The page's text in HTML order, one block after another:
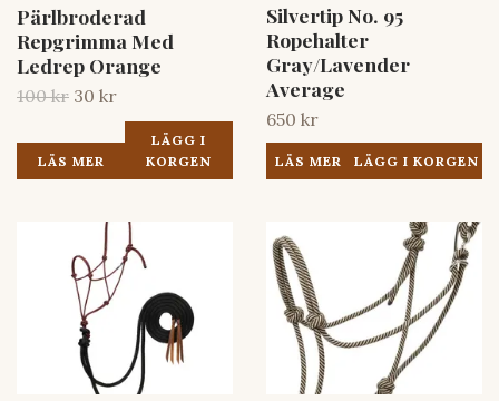
Pärlbroderad
Repgrimma Med
Ledrep Orange
100 kr 30 kr
LÄS MER
LÄGG I
KORGEN
Silvertip No. 95
Ropehalter
Gray/Lavender
Average
650 kr
LÄS MER